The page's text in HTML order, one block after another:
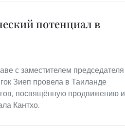
потенциал в
с заместителем председателя
Зиеп провела в Таиланде
посвящённую продвижению и
Кантхо.